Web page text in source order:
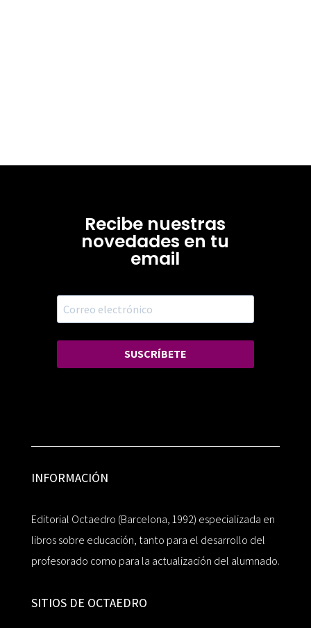
Recibe nuestras
novedades en tu
email
SUSCRÍBETE
INFORMACIÓN
Editorial Octaedro (Barcelona, 1992) especializada en
libros sobre educación, tanto para el desarrollo del
profesorado como para la actualización del alumnado.
SITIOS DE OCTAEDRO